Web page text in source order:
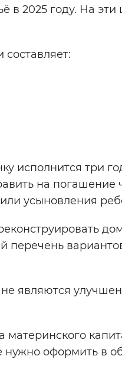
в 2025 году. На эти
исполнится три
на погашение
усыновления
перечень
являются
нужно оформить в